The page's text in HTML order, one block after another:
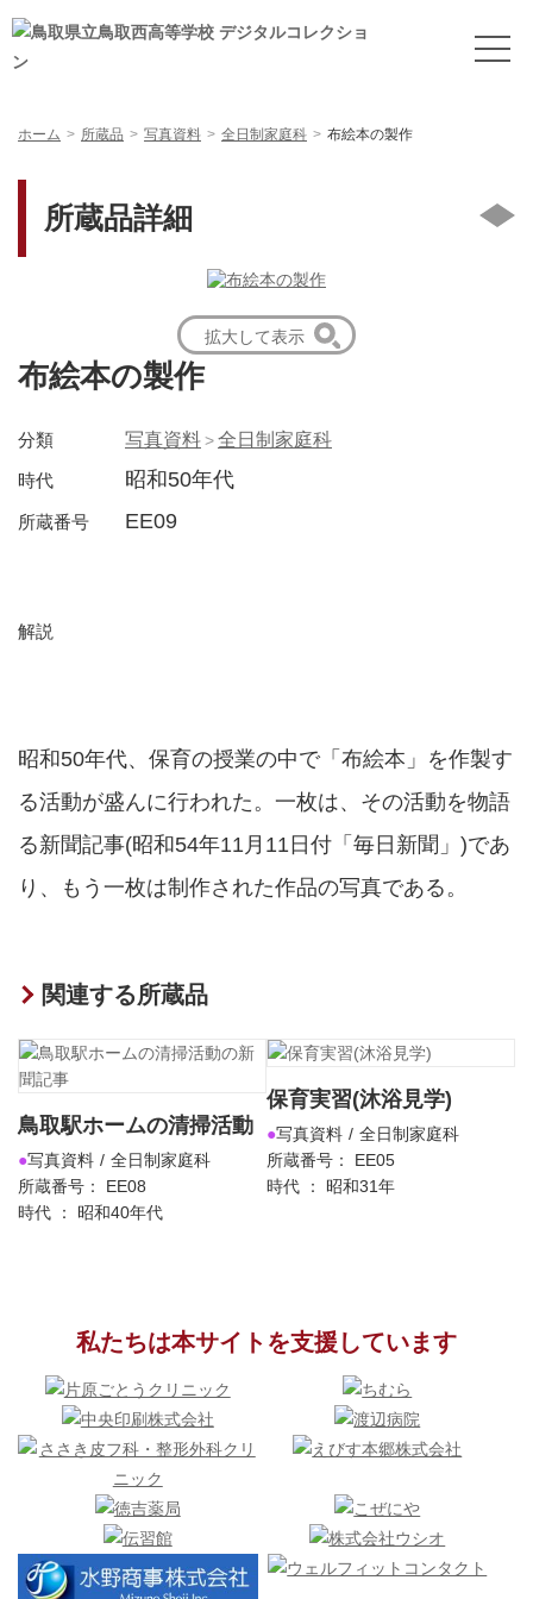
ホーム 所蔵品 写真資料 全日制家庭科 布絵本の製作
所蔵品詳細
拡大して表示
布絵本の製作
分類 写真資料
全日制家庭科
時代
昭和50年代
所蔵番号 EE09
解説
昭和50年代、保育の授業の中で「布絵本」を作製す
る活動が盛んに行われた。一枚は、その活動を物語
る新聞記事(昭和54年11月11日付「毎日新聞」)であ
り、もう一枚は制作された作品の写真である。
関連する所蔵品
鳥取駅ホームの清掃活動
写真資料
全日制家庭科
所蔵番号： EE08
時代 ： 昭和40年代
保育実習(沐浴見学)
写真資料
全日制家庭科
所蔵番号： EE05
時代 ： 昭和31年
私たちは本サイトを支援しています